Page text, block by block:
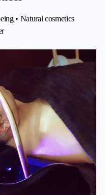
• Natural cosmetics